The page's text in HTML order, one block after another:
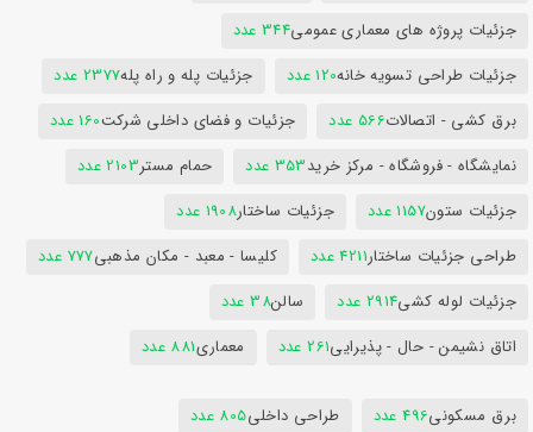
جزئیات پروژه های معماری عمومی344 عدد
جزئیات طراحی تسویه خانه120 عدد جزئیات پله و راه پله2377 عدد
برق کشی - اتصالات566 عدد جزئیات و فضای داخلی شرکت160 عدد
نمایشگاه - فروشگاه - مرکز خرید353 عدد حمام مستر2103 عدد
جزئیات ستون1157 عدد جزئیات ساختار1908 عدد
طراحی جزئیات ساختار4211 عدد کلیسا - معبد - مکان مذهبی777 عدد
جزئیات لوله کشی2914 عدد سالن38 عدد
اتاق نشیمن - حال - پذیرایی261 عدد معماری881 عدد
برق مسکونی496 عدد طراحی داخلی805 عدد